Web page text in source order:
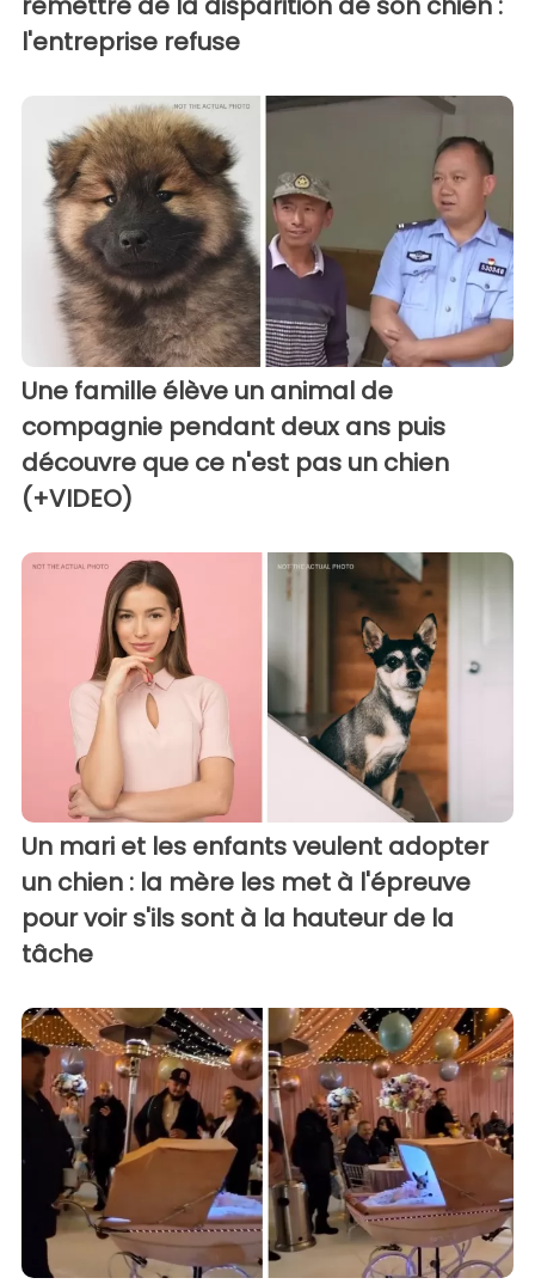
l'entreprise refuse
Une famille élève un animal de
compagnie pendant deux ans puis
découvre que ce n'est pas un chien
(+VIDEO)
Un mari et les enfants veulent adopter
un chien : la mère les met à l'épreuve
pour voir s'ils sont à la hauteur de la
tâche